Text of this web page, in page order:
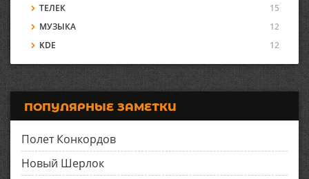
ТЕЛЕК
15
МУЗЫКА
12
KDE
12
ПОПУЛЯРНЫЕ ЗАМЕТКИ
Полет Конкордов
Новый Шерлок